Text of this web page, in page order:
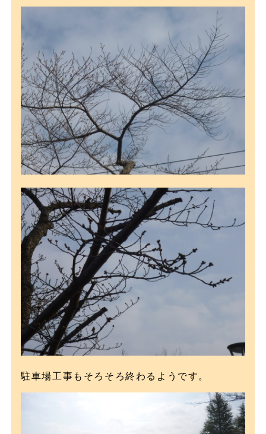
駐車場工事もそろそろ終わるようです。